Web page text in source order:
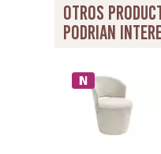
otros
podrian